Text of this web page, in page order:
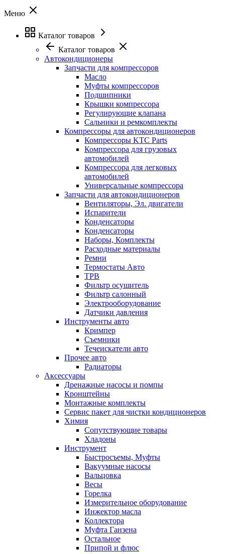
Меню
Каталог товаров
Каталог товаров
Автокондиционеры
Запчасти для компрессоров
Масло
Муфты компрессоров
Подшипники
Крышки компрессора
Регулирующие клапана
Сальники и ремкомплекты
Компрессоры для автокондиционеров
Компрессоры KTC Parts
Компрессора для грузовых
автомобилей
Компрессора для легковых
автомобилей
Универсальные компрессора
Запчасти для автокондиционеров
Вентиляторы, Эл. двигатели
Испарители
Конденсаторы
Конденсаторы
Наборы, Комплекты
Расходные материалы
Ремни
Термостаты Авто
ТРВ
Фильтр осушитель
Фильтр салонный
Электрооборудование
Датчики давления
Инструменты авто
Кримпер
Съемники
Течеискатели авто
Прочее авто
Радиаторы
Аксессуары
Дренажные насосы и помпы
Кронштейны
Монтажные комплекты
Сервис пакет для чистки кондиционеров
Химия
Сопутствующие товары
Хладоны
Инструмент
Быстросъемы, Муфты
Вакуумные насосы
Вальцовка
Весы
Горелка
Измерительное оборудование
Инжектор масла
Коллектора
Муфта Ганзена
Остальное
Припой и флюс